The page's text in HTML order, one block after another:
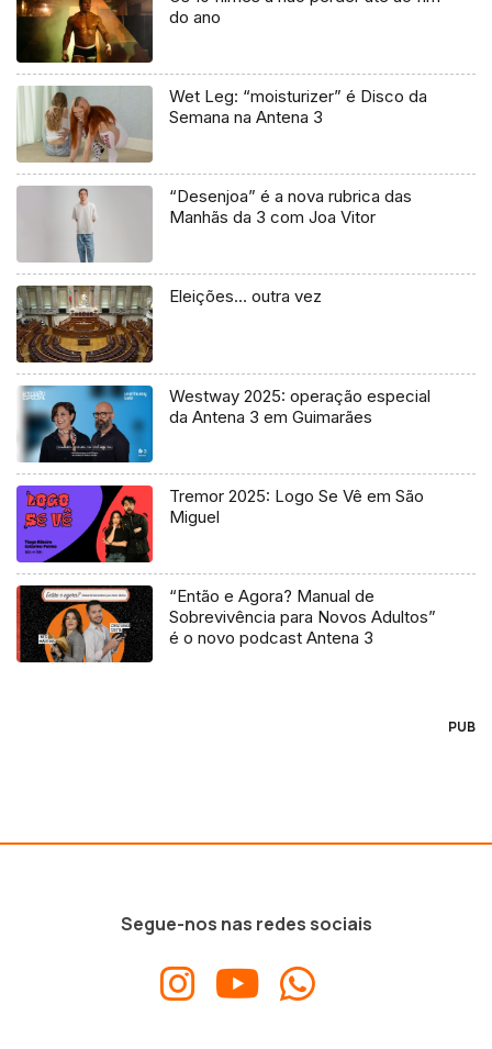
do ano
Wet Leg: “moisturizer” é Disco da
Semana na Antena 3
“Desenjoa” é a nova rubrica das
Manhãs da 3 com Joa Vitor
Eleições… outra vez
Westway 2025: operação especial
da Antena 3 em Guimarães
Tremor 2025: Logo Se Vê em São
Miguel
“Então e Agora? Manual de
Sobrevivência para Novos Adultos”
é o novo podcast Antena 3
PUB
Segue-nos nas redes sociais